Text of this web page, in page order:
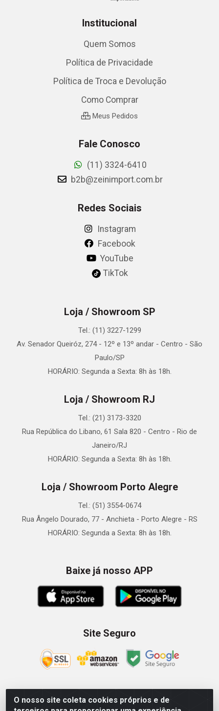
O nosso site coleta cookies próprios e de
Institucional
Quem Somos
Política de Privacidade
Política de Troca e Devolução
Como Comprar
Meus Pedidos
Fale Conosco
(11) 3324-6410
b2b@zeinimport.com.br
Redes Sociais
Instagram
Facebook
YouTube
TikTok
Loja / Showroom SP
Tel.: (11) 3227-1299
Av. Senador Queiróz, 274 - 12º e 13º andar - Centro - São
Paulo/SP
HORÁRIO: Segunda a Sexta: 8h às 18h.
Loja / Showroom RJ
Tel.: (21) 3173-3320
Rua República do Libano, 61 Sala 820 - Centro - Rio de
Janeiro/RJ
HORÁRIO: Segunda a Sexta: 8h às 18h.
Loja / Showroom Porto Alegre
Tel.: (51) 3554-0674
Rua Ângelo Dourado, 77 - Anchieta - Porto Alegre - RS
HORÁRIO: Segunda a Sexta: 8h às 18h.
Baixe já nosso APP
Site Seguro
Zein Importação e Comércio LTDA - Av. Senador Queiróz, 274